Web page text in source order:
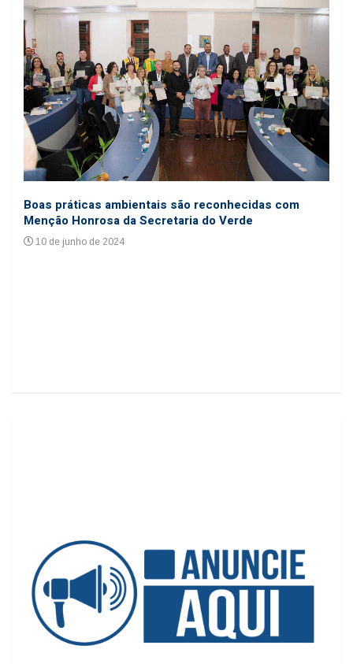
Boas práticas ambientais são reconhecidas com
Menção Honrosa da Secretaria do Verde
10 de junho de 2024